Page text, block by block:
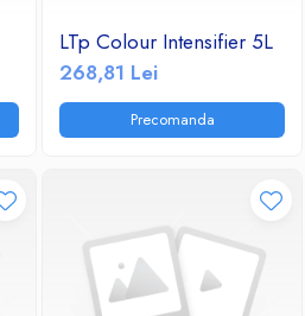
LTp Colour Intensifier 5L
268,81 Lei
Precomanda